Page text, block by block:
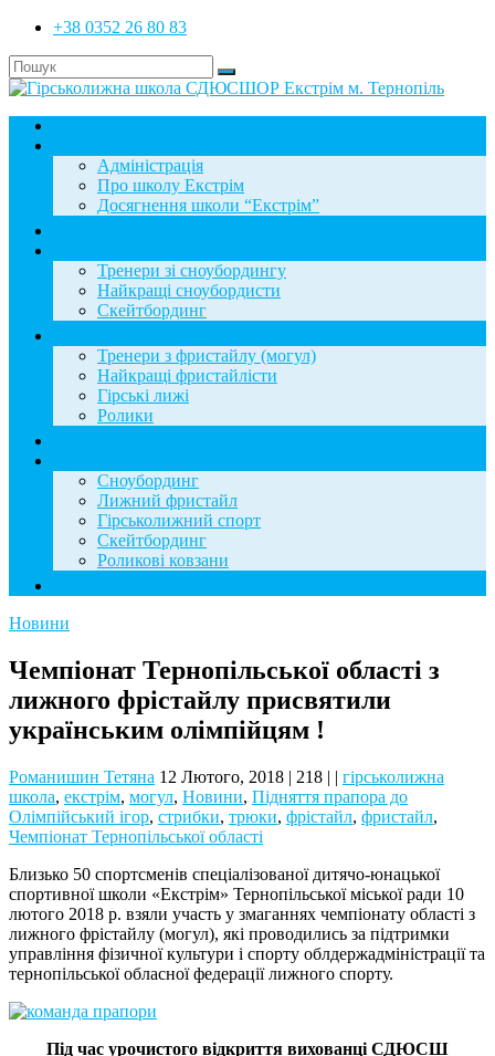
+38 0352 26 80 83
Адміністрація
Про школу Екстрім
Досягнення школи “Екстрім”
Тренери зі сноубордингу
Найкращі сноубордисти
Скейтбординг
Тренери з фристайлу (могул)
Найкращі фристайлісти
Гірські лижі
Ролики
Сноубординг
Лижний фристайл
Гірськолижний спорт
Скейтбординг
Роликові ковзани
Новини
Чемпіонат Тернопільської області з
лижного фрістайлу присвятили
українським олімпійцям !
Романишин Тетяна 12 Лютого, 2018 | 218 | | гірськолижна
школа, екстрім, могул, Новини, Підняття прапора до
Олімпійський ігор, стрибки, трюки, фрістайл, фристайл,
Чемпіонат Тернопільської області
Близько 50 спортсменів спеціалізованої дитячо-юнацької
спортивної школи «Екстрім» Тернопільської міської ради 10
лютого 2018 р. взяли участь у змаганнях чемпіонату області з
лижного фрістайлу (могул), які проводились за підтримки
управління фізичної культури і спорту облдержадміністрації та
тернопільської обласної федерації лижного спорту.
Під час урочистого відкриття вихованці СДЮСШ